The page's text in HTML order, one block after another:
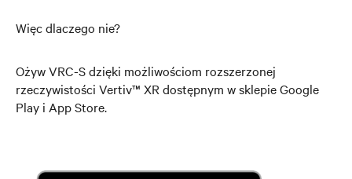
Więc dlaczego nie?
Ożyw VRC-S dzięki możliwościom rozszerzonej
rzeczywistości Vertiv™ XR dostępnym w sklepie Google
Play i App Store.